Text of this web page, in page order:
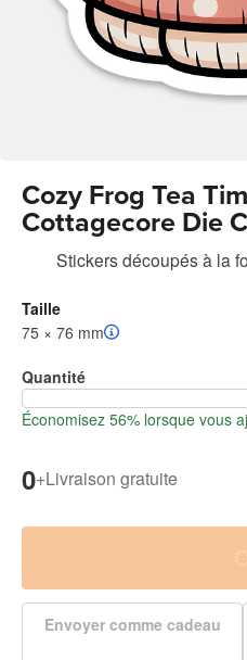
Cozy Frog Tea
Cottagecore Die
Stickers découpés à la
Taille
75 × 76 mm
Quantité
Économisez 56% lorsque vous
0+Livraison gratuite
Envoyer comme cadeau